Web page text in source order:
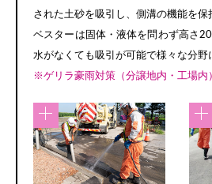
された土砂を吸引し、側溝の機能を保
ベスターは固体・液体を問わず高さ
水がなくても吸引が可能で様々な分野
※ゲリラ豪雨対策（分譲地内・工場内